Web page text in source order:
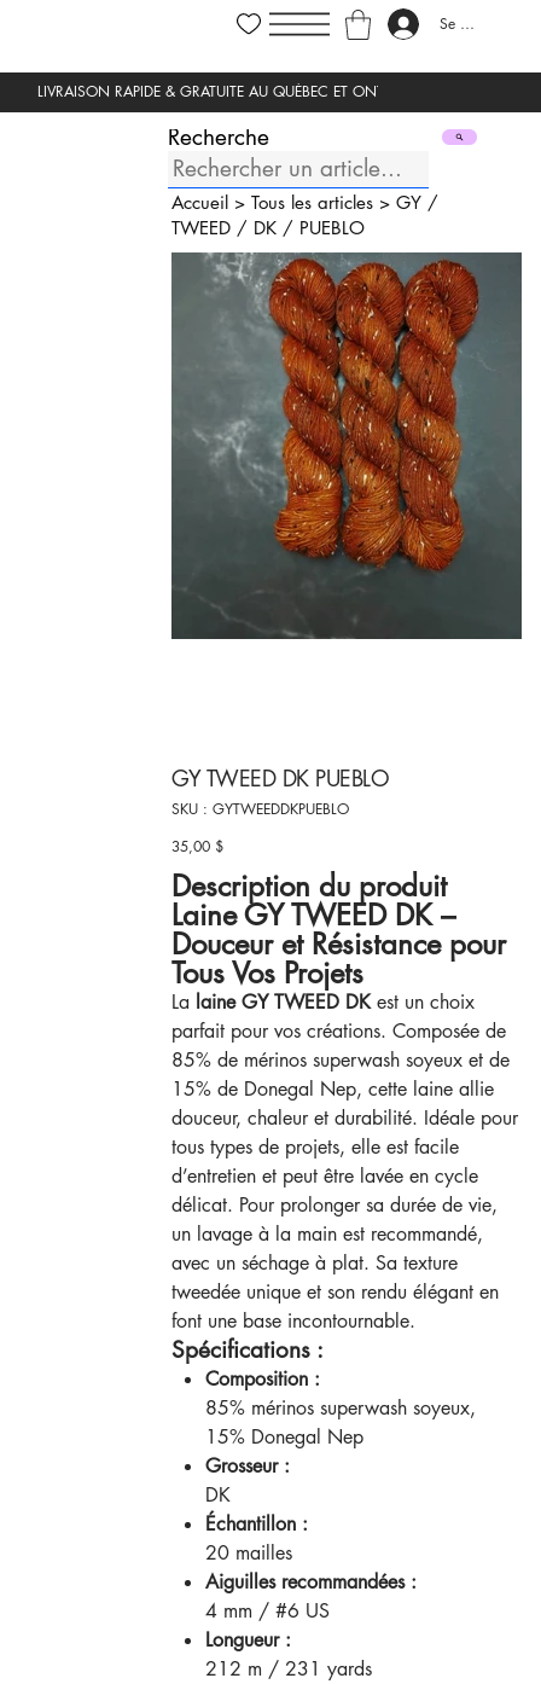
Se connecter
Recherche
Accueil> Tous les articles> GY /
TWEED / DK / PUEBLO
GY TWEED DK PUEBLO
SKU : SKU
GYTWEEDDKPUEBLO
GYTWEEDDKPUEBLO
Prix
35,00 $
Description du produit
Laine GY TWEED DK –
Douceur et Résistance pour
Tous Vos Projets
La laine GY TWEED DKest un choix
parfait pour vos créations. Composée de
85% de mérinos superwash soyeux et de
15% de Donegal Nep, cette laine allie
douceur, chaleur et durabilité. Idéale pour
tous types de projets, elle est facile
d’entretien et peut être lavée en cycle
délicat. Pour prolonger sa durée de vie,
un lavage à la main est recommandé,
avec un séchage à plat. Sa texture
tweedée unique et son rendu élégant en
font une base incontournable.
Spécifications :
Composition :
85% mérinos superwash soyeux,
15% Donegal Nep
Grosseur :
DK
Échantillon :
20 mailles
Aiguilles recommandées :
4 mm / #6 US
Longueur :
212 m / 231 yards